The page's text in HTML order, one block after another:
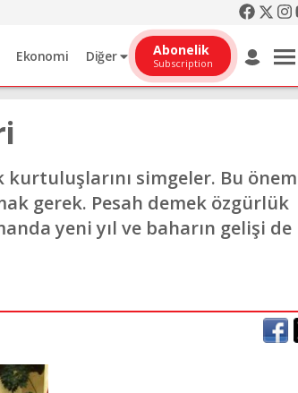
Ekonomi Diğer Abonelik
Subscription
kurtuluşlarını simgeler. Bu
gerek. Pesah demek özgürlük
yeni yıl ve baharın gelişi de